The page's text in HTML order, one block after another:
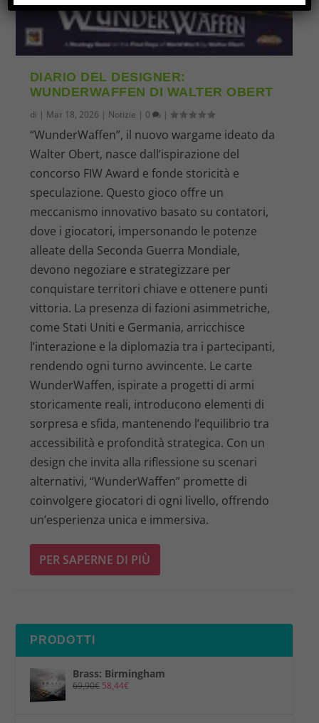
DIARIO DEL DESIGNER:
WUNDERWAFFEN DI WALTER OBERT
di | Mar 18, 2026 | Notizie | 0 |
“WunderWaffen”, il nuovo wargame ideato da
Walter Obert, nasce dall’ispirazione del
concorso FIW Award e fonde storicità e
speculazione. Questo gioco offre un
meccanismo innovativo basato su contatori,
dove i giocatori, impersonando le potenze
alleate della Seconda Guerra Mondiale,
devono negoziare e strategizzare per
conquistare territori chiave e ottenere punti
vittoria. La presenza di fazioni asimmetriche,
come Stati Uniti e Germania, arricchisce
l’interazione e la diplomazia tra i partecipanti,
rendendo ogni turno avvincente. Le carte
WunderWaffen, ispirate a progetti di armi
storicamente reali, introducono elementi di
sorpresa e sfida, mantenendo l’equilibrio tra
accessibilità e profondità strategica. Con un
design che invita alla riflessione su scenari
alternativi, “WunderWaffen” promette di
coinvolgere giocatori di ogni livello, offrendo
un’esperienza unica e immersiva.
PER SAPERNE DI PIÙ
PRODOTTI
Brass: Birmingham
69,90€ 58,44€